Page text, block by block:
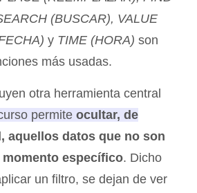
(BUSCAR), VALUE
y TIME (HORA) son
más usadas.
otra herramienta central
permite ocultar, de
aquellos datos que no son
específico. Dicho
un filtro, se dejan de ver